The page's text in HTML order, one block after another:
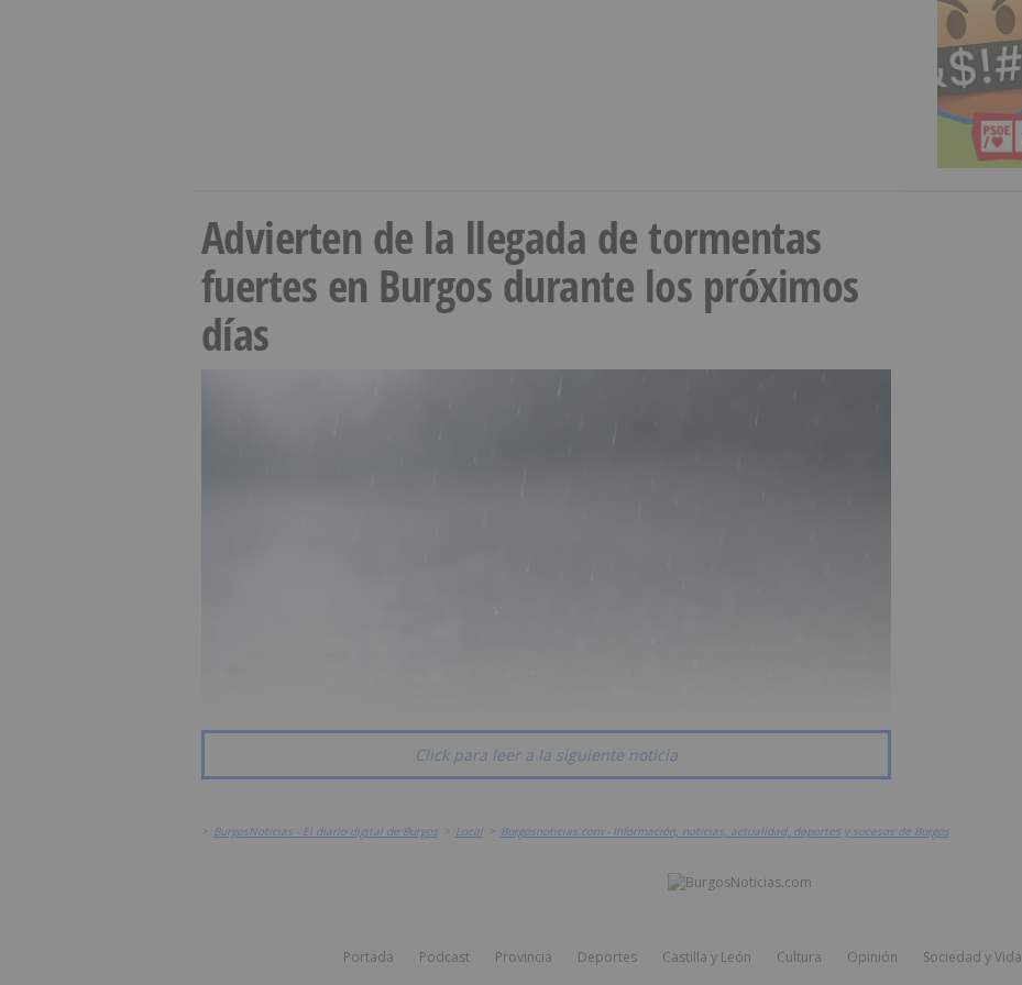
Advierten de la llegada de tormentas
fuertes en Burgos durante los próximos
días
Click para leer a la siguiente noticia
> BurgosNoticias - El diario digital de Burgos > Local > Burgosnoticias.com - Información, noticias, actualidad, deportes y sucesos de Burgos
Portada Podcast Provincia Deportes Castilla y León Cultura Opinión Sociedad y Vida